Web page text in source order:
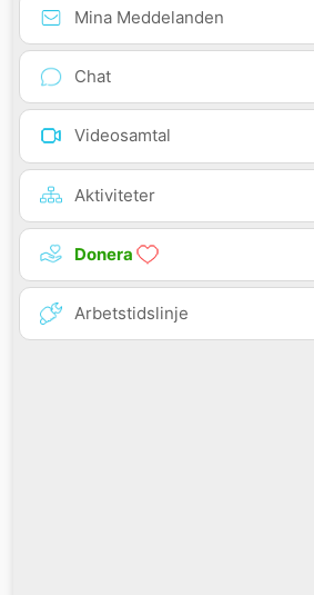
Mina Meddelanden
Chat
Videosamtal
Aktiviteter
Donera
Arbetstidslinje